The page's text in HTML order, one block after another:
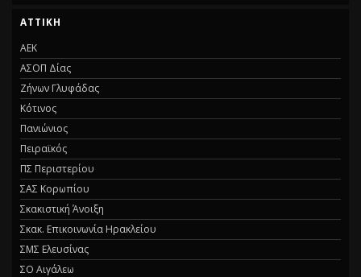
ΑΤΤΙΚΉ
ΑΕΚ
ΑΣΟΠ Δίας
Ζήνων Γλυφάδας
Κότινος
Πανιώνιος
Πειραϊκός
ΠΣ Περιστερίου
ΣΑΣ Κορωπίου
Σκακιστική Άνοιξη
Σκακ. Επικοινωνία Ηρακλείου
ΣΜΣ Ελευσίνας
ΣΟ Αιγάλεω